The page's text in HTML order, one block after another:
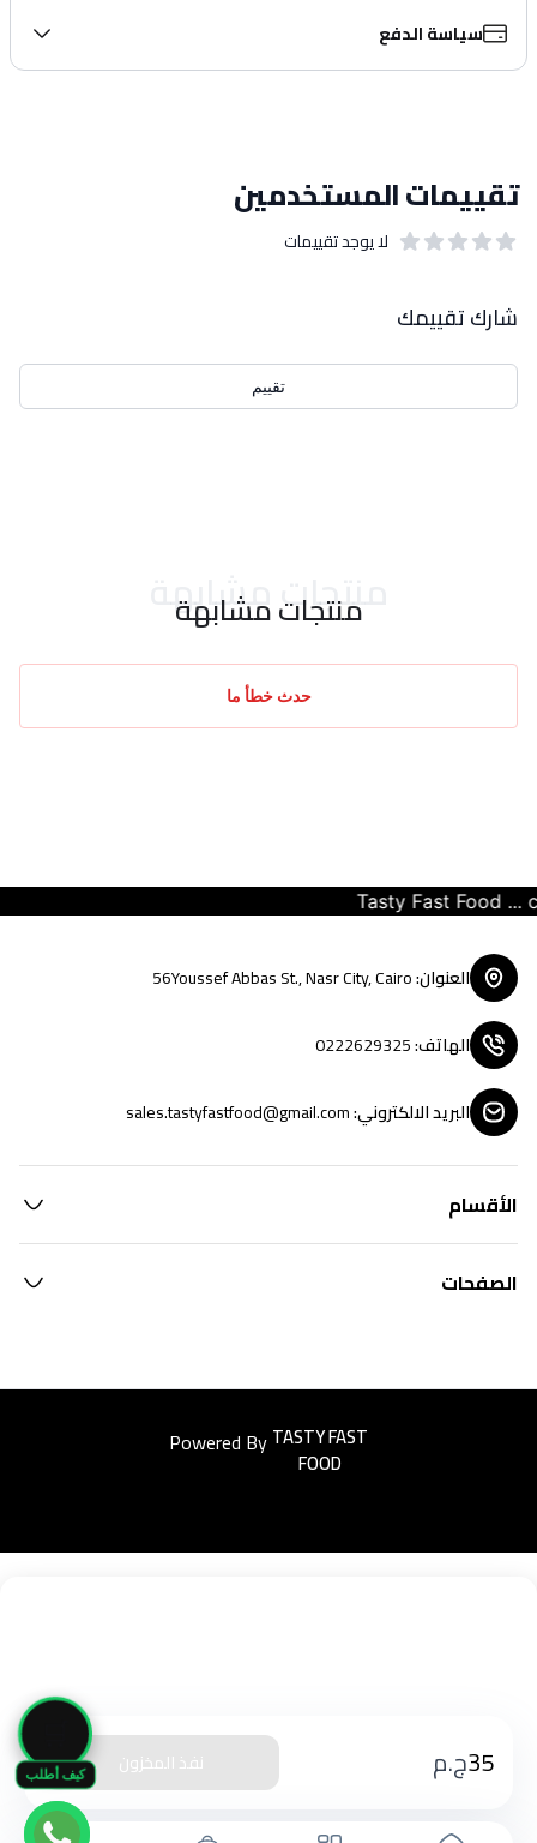
كيف أطلب
سياسة الدفع
تقييمات المستخدمين
لا يوجد تقييمات
شارك تقييمك
تقييم
منتجات مشابهة
منتجات مشابهة
حدث خطأ ما
35ج.م نفذ المخزون
Tasty Fast Food ...
العنوان:
56Youssef Abbas St., Nasr City, Cairo
الهاتف:
0222629325
البريد الالكتروني:
sales.tastyfastfood@gmail.com
الأقسام
الصفحات
Powered ByEasyorders